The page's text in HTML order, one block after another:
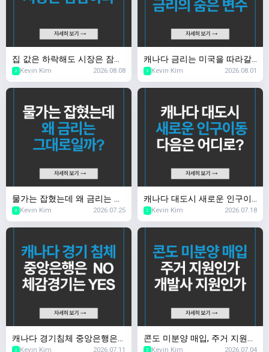
집 값은 하락해도 시장은 잠잠
하다
2 Kevin Kim 2026.08.08
캐나다 금리는 미국을 따라갈
까? 금리의 숨은 변수
2 Kevin Kim 2026.08.01
물가는 잡혔는데 왜 금리는 그
대로일까?
2 Kevin Kim 2026.07.25
캐나다 대도시 새로운 인구이
동 다음은 어디로?
2 Kevin Kim 2026.07.18
캐나다 경기침체 중앙은행은
2 Kevin Kim 2026.07.11
콘도 미분양 매입, 주거 지원인
2 Kevin Kim 2026.07.04